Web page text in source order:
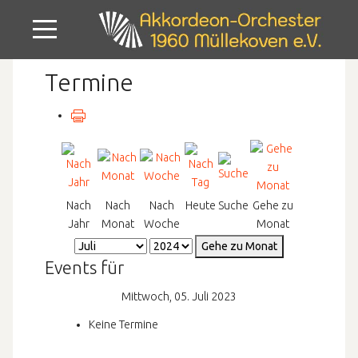
Mobile Menu Toggle
Termine
Nach
Jahr
Nach
Monat
Nach
Woche
Heute Suche Gehe zu
Monat
Gehe zu Monat
Events für
Mittwoch, 05. Juli 2023
Keine Termine